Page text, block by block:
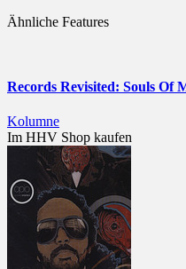
Ähnliche Features
Records Revisited: Souls Of
Kolumne
Im HHV Shop kaufen